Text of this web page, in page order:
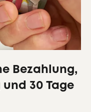
Bezahlung,
30 Tage